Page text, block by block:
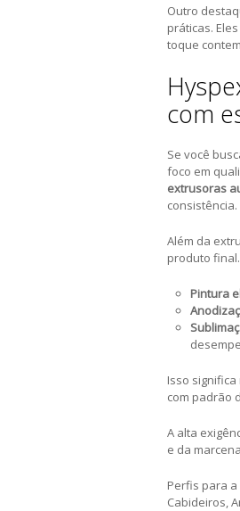
Outro
práticas.
toque
com
Se você
foco em
extrusoras
consistência.
Além da
produto
Pintura
Isso
com padrão
A alta
e da
Perfis para
Cabideiros,